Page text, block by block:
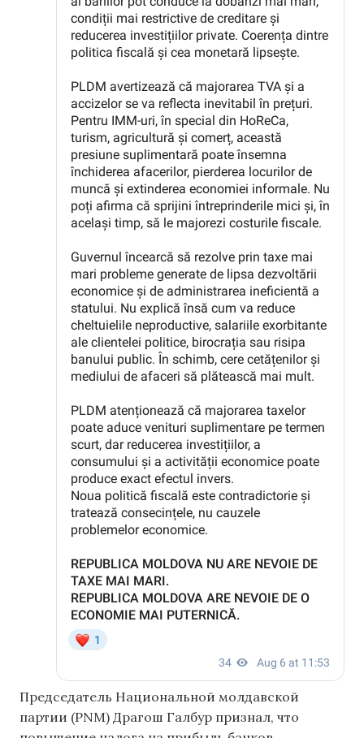
Председатель Национальной молдавской
партии (PNM) Драгош Галбур признал, что